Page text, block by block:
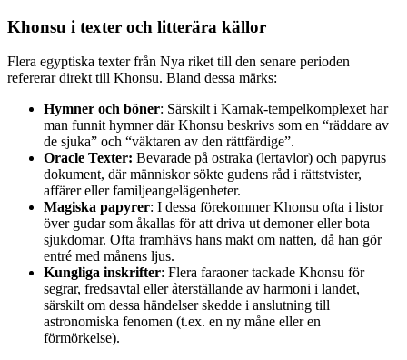
Khonsu i texter och litterära källor
Flera egyptiska texter från Nya riket till den senare perioden
refererar direkt till Khonsu. Bland dessa märks:
Hymner och böner: Särskilt i Karnak-tempelkomplexet har
man funnit hymner där Khonsu beskrivs som en “räddare av
de sjuka” och “väktaren av den rättfärdige”.
Oracle Texter: Bevarade på ostraka (lertavlor) och papyrus
dokument, där människor sökte gudens råd i rättstvister,
affärer eller familjeangelägenheter.
Magiska papyrer: I dessa förekommer Khonsu ofta i listor
över gudar som åkallas för att driva ut demoner eller bota
sjukdomar. Ofta framhävs hans makt om natten, då han gör
entré med månens ljus.
Kungliga inskrifter: Flera faraoner tackade Khonsu för
segrar, fredsavtal eller återställande av harmoni i landet,
särskilt om dessa händelser skedde i anslutning till
astronomiska fenomen (t.ex. en ny måne eller en
förmörkelse).